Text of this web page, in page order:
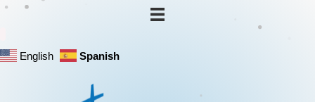
English Spanish